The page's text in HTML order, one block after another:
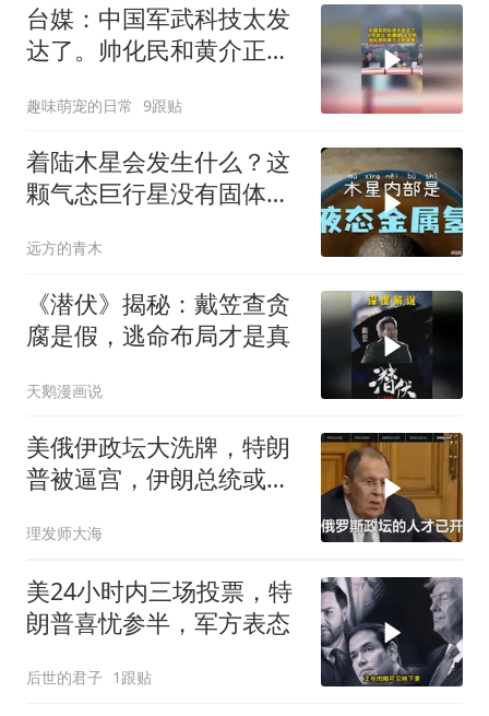
台媒：中国军武科技太发
达了。帅化民和黄介正的
趣味萌宠的日常 9跟贴
着陆木星会发生什么？这
颗气态巨行星没有固体表
远方的青木
《潜伏》揭秘：戴笠查贪
腐是假，逃命布局才是真
天鹅漫画说
美俄伊政坛大洗牌，特朗
普被逼宫，伊朗总统或下
理发师大海
美24小时内三场投票，特
朗普喜忧参半，军方表态
后世的君子 1跟贴